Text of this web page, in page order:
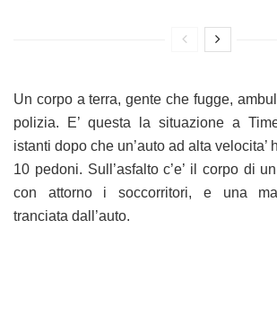
Un corpo a terra, gente che fugge,
polizia. E’ questa la situazione a
istanti dopo che un’auto ad alta velocita’
10 pedoni. Sull’asfalto c’e’ il corpo di
con attorno i soccorritori, e una
tranciata dall’auto.